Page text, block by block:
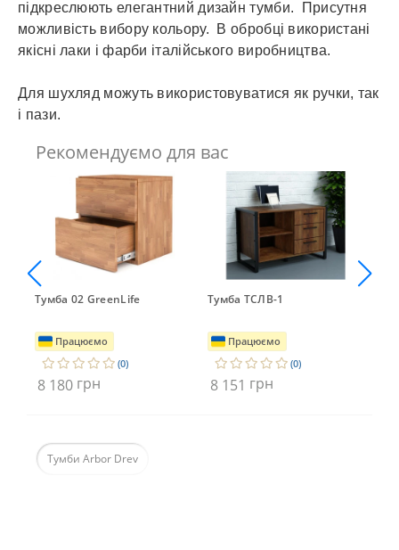
підкреслюють елегантний дизайн тумби. Присутня
можливість вибору кольору. В обробці використані
якісні лаки і фарби італійського виробництва.
Для шухляд можуть використовуватися як ручки, так
і пази.
Рекомендуємо для вас
Тумба 02 GreenLife
Працюємо
(0)
8 180 грн
Тумба ТСЛВ-1
Працюємо
(0)
8 151 грн
Тумби Arbor Drev